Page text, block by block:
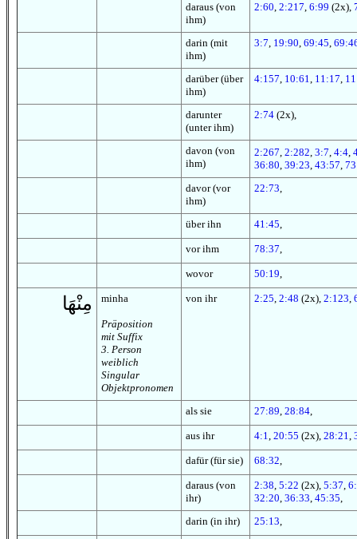
daraus (von
ihm)
2:60, 2:217, 6:99 (2x),
darin (mit
ihm)
3:7, 19:90, 69:45,
darüber (über
ihm)
4:157, 10:61, 11:17,
darunter
(unter ihm)
2:74 (2x),
davon (von
ihm)
2:267, 2:282, 3:7, 4:4,
36:80, 39:23, 43:57,
davor (vor
ihm)
22:73,
über ihn 41:45,
vor ihm 78:37,
wovor 50:19,
مِنْهَا minha
Präposition
mit Suffix
3. Person
weiblich
Singular
Objektpronomen
von ihr 2:25, 2:48 (2x), 2:123,
als sie 27:89, 28:84,
aus ihr 4:1, 20:55 (2x), 28:21,
dafür (für sie) 68:32,
daraus (von
ihr)
2:38, 5:22 (2x), 5:37,
32:20, 36:33, 45:35,
darin (in ihr)
25:13,